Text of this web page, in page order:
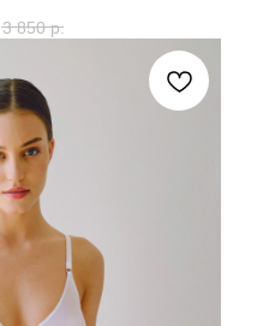
3 850 р.